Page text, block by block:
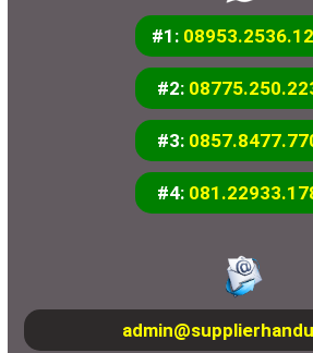
#1:
#2:
#3:
#4: